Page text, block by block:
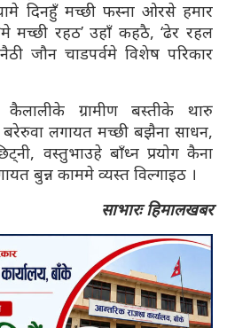
दिनहुँ मच्छी फस्ना ओरसे हमार
मच्छी रहठ’ उहाँ कहठै, ‘ढेर रहल
जौन चाडपर्वमे विशेष परिकार
ग्रामीण बस्तीके थारु
लगायत मच्छी बझैना साधन,
वस्तुभाउहे बाँध्न प्रयोग कैना
बुन्न काममे व्यस्त विल्गाइठ ।
साभारः हिमालखबर